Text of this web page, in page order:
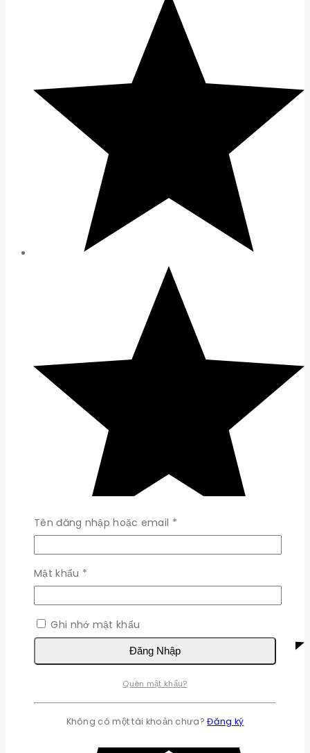
Tên đăng nhập hoặc email *Bắt
buộc
Mật khẩu *
buộc
Ghi nhớ mật khẩu
Đăng Nhập
Quên mật khẩu?
Không có một tài khoản chưa?Đăng ký